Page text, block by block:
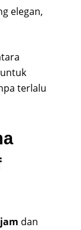
elegan,
terlalu
dan